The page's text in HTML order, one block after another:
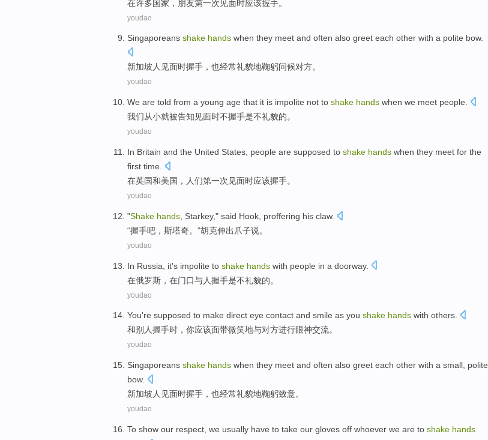
在许多国家，朋友第一次见面时应该握手。
youdao
Singaporeans shake hands when they meet and often also greet each other with a polite bow.
新加坡人 见面时握手 ， 也经常礼貌地鞠躬问候对方。
youdao
We are told from a young age that it is impolite not to shake hands when we meet people.
我们从小就被告知见面时不握手是不礼貌的。
youdao
In Britain and the United States, people are supposed to shake hands when they meet for the
first time.
在英国和美国，人们第一次见面时应该握手。
youdao
"Shake hands Starkey," said Hook proffering his claw.
“握手吧， 斯塔奇。”胡克伸出 爪子说。
youdao
In Russia , it's impolite to shake hands with people in a doorway.
在俄罗斯 ，在门口与人握手是不礼貌的。
youdao
You're supposed to make direct eye contact and smile as you shake hands with others.
和别人握手时， 你应该面带微笑地与对方进行眼神交流。
youdao
Singaporeans shake hands when they meet and often also greet each other with a small, polite
bow.
新加坡人 见面时握手 ， 也经常礼貌地鞠躬致意。
youdao
To show our respect we usually have to take our gloves off whoever we are to shake hands